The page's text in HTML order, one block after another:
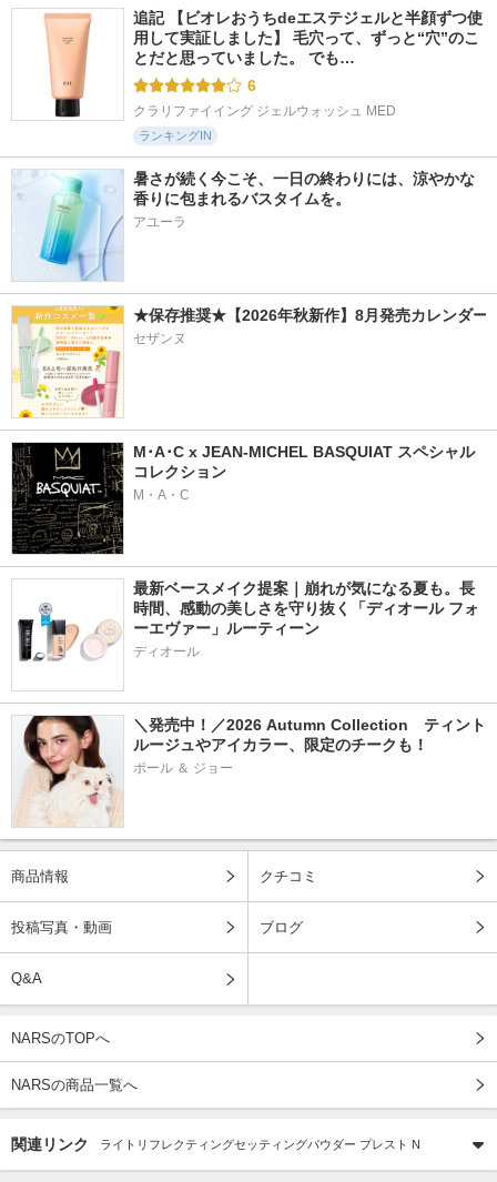
追記 【ビオレおうちdeエステジェルと半顔ずつ使
用して実証しました】 毛穴って、ずっと“穴”のこ
とだと思っていました。 でも…
6
クラリファイイング ジェルウォッシュ MED
ランキングIN
暑さが続く今こそ、一日の終わりには、涼やかな
香りに包まれるバスタイムを。
アユーラ
★保存推奨★【2026年秋新作】8月発売カレンダー
セザンヌ
M･A･C x JEAN-MICHEL BASQUIAT スペシャル
コレクション
M・A・C
最新ベースメイク提案｜崩れが気になる夏も。長
時間、感動の美しさを守り抜く「ディオール フォ
ーエヴァー」ルーティーン
ディオール
＼発売中！／2026 Autumn Collection　ティント
ルージュやアイカラー、限定のチークも！
ポール ＆ ジョー
商品情報 クチコミ
投稿写真・動画 ブログ
Q&A
NARSのTOPへ
NARSの商品一覧へ
関連リンク ライトリフレクティングセッティングパウダー プレスト N